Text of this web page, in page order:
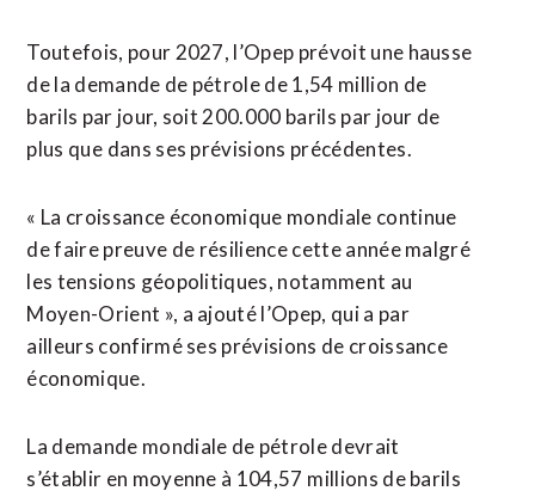
Toutefois, pour 2027, l’Opep prévoit une hausse
de la demande de pétrole de 1,54 million de
barils par jour, soit 200.000 barils par jour de
plus que ⁠dans ses prévisions précédentes.
« La croissance économique mondiale continue
de faire preuve ⁠de résilience cette année malgré
les tensions géopolitiques, notamment au
Moyen-Orient », a ajouté l’Opep, qui a par
ailleurs confirmé ses prévisions de croissance
économique.
La demande mondiale de pétrole devrait
s’établir en moyenne à 104,57 ⁠millions ‌de barils